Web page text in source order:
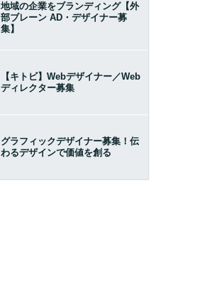
地域の企業をブランディング【外
部ブレーン AD・デザイナー募
集】
【キトビ】Webデザイナー／Web
ディレクター募集
グラフィックデザイナー募集！伝
わるデザインで価値を創る